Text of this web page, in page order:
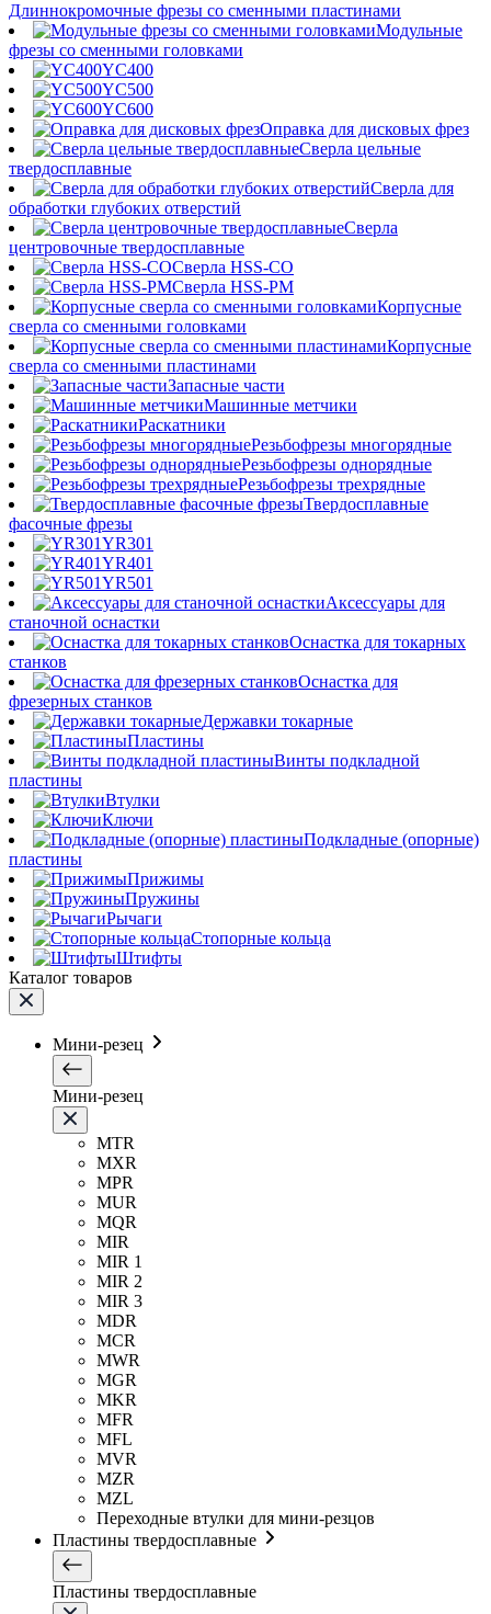
Длиннокромочные фрезы со сменными пластинами
Модульные
фрезы со сменными головками
YC400
YC500
YC600
Оправка для дисковых фрез
Сверла цельные
твердосплавные
Сверла для
обработки глубоких отверстий
Сверла
центровочные твердосплавные
Сверла HSS-CO
Сверла HSS-PM
Корпусные
сверла со сменными головками
Корпусные
сверла со сменными пластинами
Запасные части
Машинные метчики
Раскатники
Резьбофрезы многорядные
Резьбофрезы однорядные
Резьбофрезы трехрядные
Твердосплавные
фасочные фрезы
YR301
YR401
YR501
Аксессуары для
станочной оснастки
Оснастка для токарных
станков
Оснастка для
фрезерных станков
Державки токарные
Пластины
Винты подкладной
пластины
Втулки
Ключи
Подкладные (опорные)
пластины
Прижимы
Пружины
Рычаги
Стопорные кольца
Штифты
Каталог товаров
Мини-резец
Мини-резец
MTR
MXR
MPR
MUR
MQR
MIR
MIR 1
MIR 2
MIR 3
MDR
MCR
MWR
MGR
MKR
MFR
MFL
MVR
MZR
MZL
Переходные втулки для мини-резцов
Пластины твердосплавные
Пластины твердосплавные